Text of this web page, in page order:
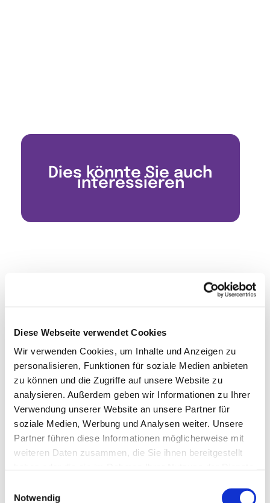
Diese Webseite verwendet Cookies
Wir verwenden Cookies, um Inhalte und Anzeigen zu
personalisieren, Funktionen für soziale Medien anbieten
zu können und die Zugriffe auf unsere Website zu
analysieren. Außerdem geben wir Informationen zu Ihrer
Verwendung unserer Website an unsere Partner für
soziale Medien, Werbung und Analysen weiter. Unsere
Partner führen diese Informationen möglicherweise mit
weiteren Daten zusammen, die Sie ihnen bereitgestellt
Notwendig
Dies könnte Sie auch
interessieren